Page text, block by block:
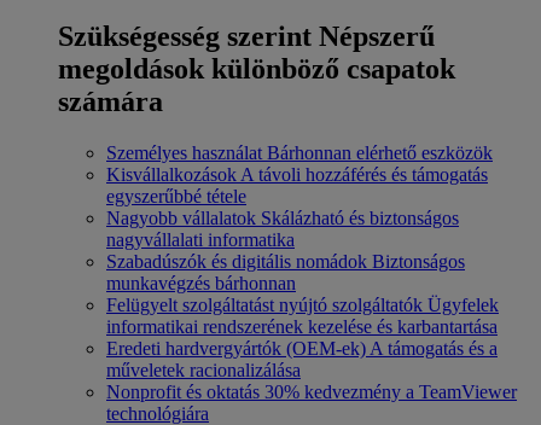
Szükségesség szerint Népszerű
megoldások különböző csapatok
számára
Személyes használat Bárhonnan elérhető eszközök
Kisvállalkozások A távoli hozzáférés és támogatás
egyszerűbbé tétele
Nagyobb vállalatok Skálázható és biztonságos
nagyvállalati informatika
Szabadúszók és digitális nomádok Biztonságos
munkavégzés bárhonnan
Felügyelt szolgáltatást nyújtó szolgáltatók Ügyfelek
informatikai rendszerének kezelése és karbantartása
Eredeti hardvergyártók (OEM-ek) A támogatás és a
műveletek racionalizálása
Nonprofit és oktatás 30% kedvezmény a TeamViewer
technológiára